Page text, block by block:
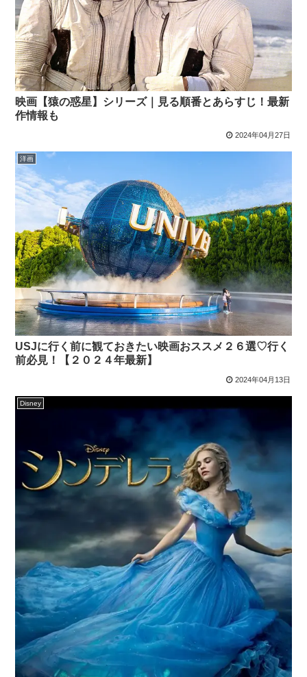
映画【猿の惑星】シリーズ｜見る順番とあらすじ！最新
作情報も
2024年04月27日
洋画
USJに行く前に観ておきたい映画おススメ２６選♡行く
前必見！【２０２４年最新】
2024年04月13日
Disney